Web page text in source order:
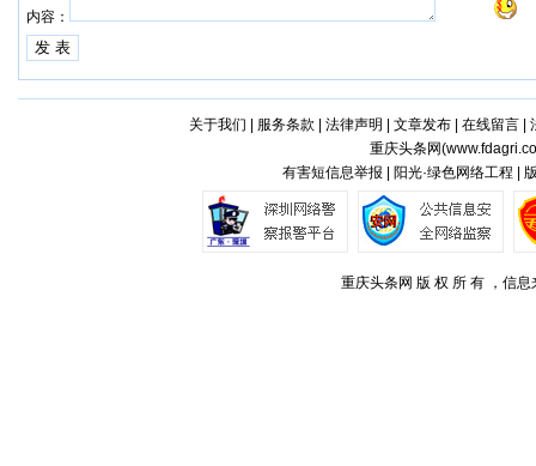
内容：
关于我们 服务条款 法律声明 文章发布| 在线留言|
重庆头条网(
有害短信息举报 | 阳光·绿色网络工程 |
重庆头条网 版 权 所 有 ，信